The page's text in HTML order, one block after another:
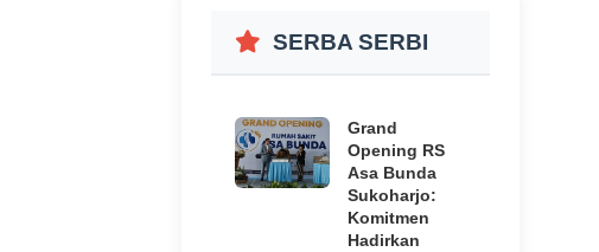
SERBA SERBI
Grand
Opening RS
Asa Bunda
Sukoharjo:
Komitmen
Hadirkan